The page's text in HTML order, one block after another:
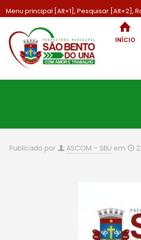
Menu principal [Alt+1], Pesquisar [Alt+2],
INÍCIO
Publicado por ASCOM - SBU em